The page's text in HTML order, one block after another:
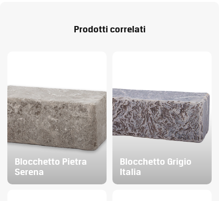
Prodotti correlati
Blocchetto Pietra
Serena
Blocchetto Grigio
Italia